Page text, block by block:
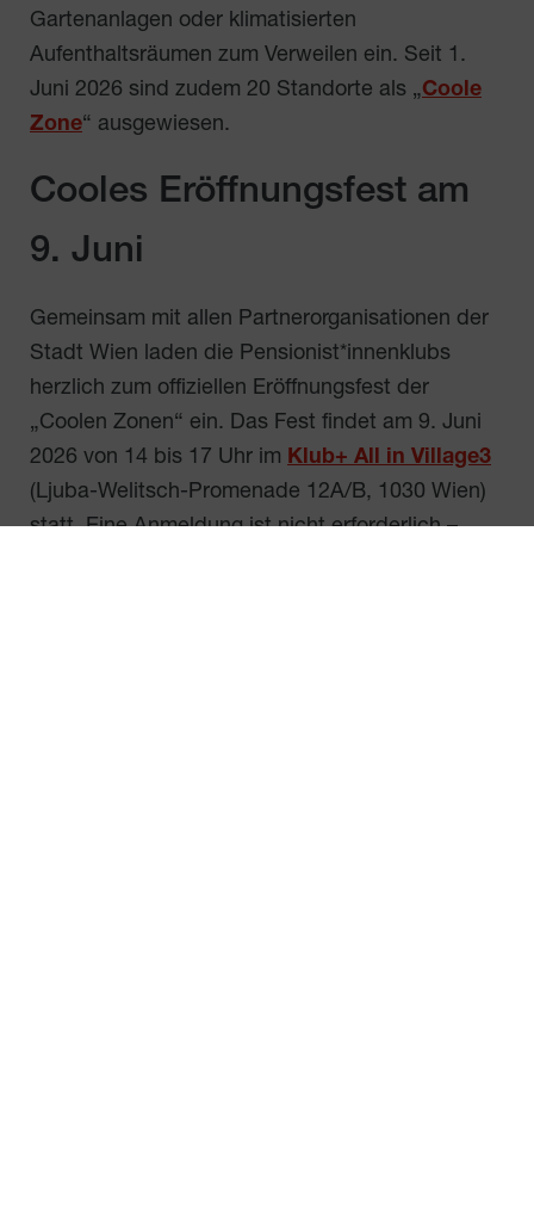
Gartenanlagen oder klimatisierten
Aufenthaltsräumen zum Verweilen ein. Seit 1.
Juni 2026 sind zudem 20 Standorte als „Coole
Zone“ ausgewiesen.
Cooles Eröffnungsfest am
9. Juni
Gemeinsam mit allen Partnerorganisationen der
Stadt Wien laden die Pensionist*innenklubs
herzlich zum offiziellen Eröffnungsfest der
„Coolen Zonen“ ein. Das Fest findet am 9. Juni
2026 von 14 bis 17 Uhr im Klub+ All in Village3
(Ljuba-Welitsch-Promenade 12A/B, 1030 Wien)
statt. Eine Anmeldung ist nicht erforderlich –